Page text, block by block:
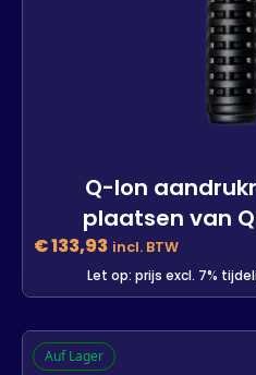
Q-lon
plaatsen van
€133,93 incl. BTW
Let op: prijs excl. 7%
Q-lon
plaatsen van
Auf Lager